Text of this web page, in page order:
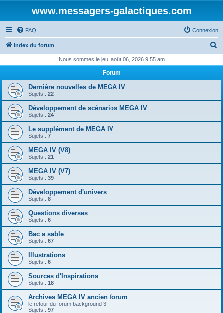
www.messagers-galactiques.com
FAQ Connexion
Index du forum
h
Nous sommes le jeu. août 06, 2026 9:55 am
Forum
Dernière nouvelles de MEGA IV
Sujets : 22
Développement de scénarios MEGA IV
Sujets : 24
Le supplément de MEGA IV
Sujets : 7
MEGA IV (V8)
Sujets : 21
MEGA IV (V7)
Sujets : 39
Développement d'univers
Sujets : 8
Questions diverses
Sujets : 6
Bac a sable
Sujets : 67
Illustrations
Sujets : 6
Sources d'Inspirations
Sujets : 18
Archives MEGA IV ancien forum
le retour du forum background 3
Sujets : 97